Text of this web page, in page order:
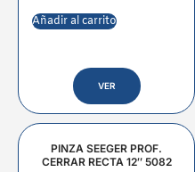
Añadir al carrito
VER
PINZA SEEGER PROF.
CERRAR RECTA 12″ 5082